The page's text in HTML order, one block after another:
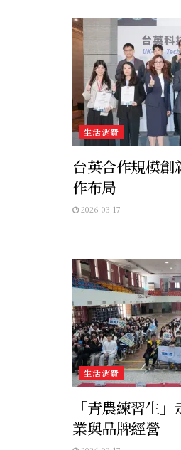
生活消費
台英合作規模
作布局
2026-03-17
生活消費
「青農練習生
業與品牌經營